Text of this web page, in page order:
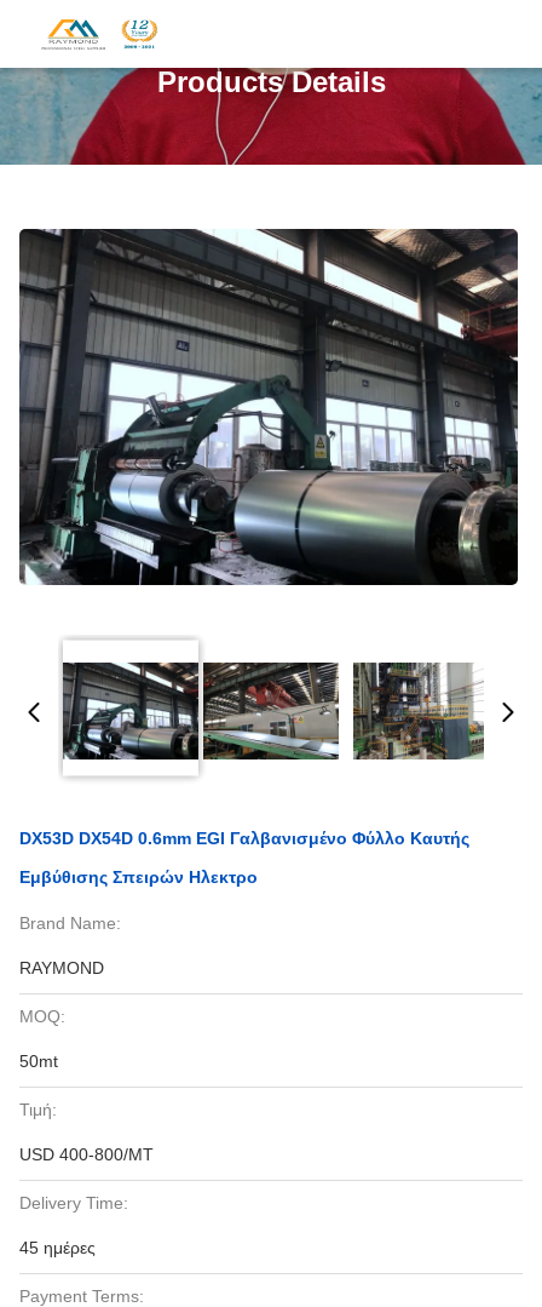
Products Details
DX53D DX54D 0.6mm EGI Γαλβανισμένο Φύλλο Καυτής
Εμβύθισης Σπειρών Ηλεκτρο
Brand Name:
RAYMOND
MOQ:
50mt
Τιμή:
USD 400-800/MT
Delivery Time:
45 ημέρες
Payment Terms: